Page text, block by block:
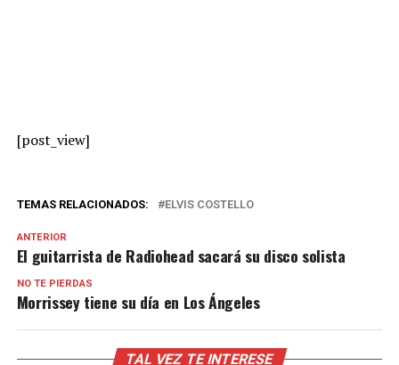
[post_view]
TEMAS RELACIONADOS: ELVIS COSTELLO
ANTERIOR
El guitarrista de Radiohead sacará su disco solista
NO TE PIERDAS
Morrissey tiene su día en Los Ángeles
TAL VEZ TE INTERESE